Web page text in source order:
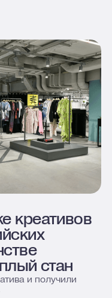
креативов
стан
и получили